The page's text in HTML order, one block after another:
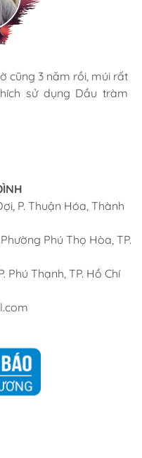
lúc nào cũng phải có
gì cũng có thể sử dụng
cũng 3 năm rồi, múi rất
sử dụng Dầu tràm
luôn lựa chọn những
tôi đặt trọng niềm tin.
P. Thuận Hóa, Thành
Phú Thọ Hòa, TP.
Phú Thạnh, TP. Hồ Chí